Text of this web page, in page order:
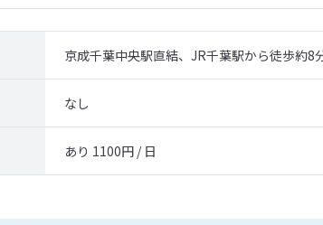
京成千葉中央駅直結、JR千葉駅から徒歩約8
なし
あり 1100円 / 日